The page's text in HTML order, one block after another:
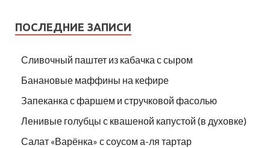
ПОСЛЕДНИЕ ЗАПИСИ
Сливочный паштет из кабачка с сыром
Банановые маффины на кефире
Запеканка с фаршем и стручковой фасолью
Ленивые голубцы с квашеной капустой (в духовке)
Салат «Варёнка» с соусом а-ля тартар